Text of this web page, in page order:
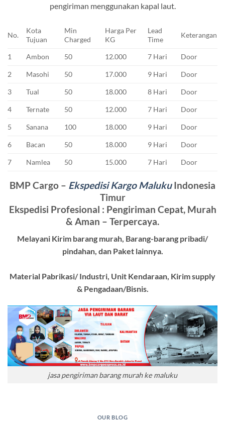
pengiriman menggunakan kapal laut.
No.
Kota
Tujuan
Min
Charged
Harga Per
KG
Lead
Time
Keterangan
1 Ambon 50 12.000 7 Hari Door
2 Masohi 50 17.000 9 Hari Door
3 Tual 50 18.000 8 Hari Door
4 Ternate 50 12.000 7 Hari Door
5 Sanana 100 18.000 9 Hari Door
6 Bacan 50 18.000 9 Hari Door
7 Namlea 50 15.000 7 Hari Door
BMP Cargo – Ekspedisi Kargo MalukuIndonesia
Timur
Ekspedisi Profesional : Pengiriman Cepat, Murah
& Aman – Terpercaya.
Melayani Kirim barang murah, Barang-barang pribadi/
pindahan, dan Paket lainnya.
Material Pabrikasi/ Industri, Unit Kendaraan, Kirim supply
& Pengadaan/Bisnis.
jasa pengiriman barang murah ke maluku
OUR BLOG